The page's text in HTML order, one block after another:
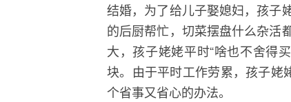
结婚，为了给儿子娶媳妇，孩子
的后厨帮忙，切菜摆盘什么杂活
大，孩子姥姥平时“啥也不舍得
块。由于平时工作劳累，孩子姥
个省事又省心的办法。